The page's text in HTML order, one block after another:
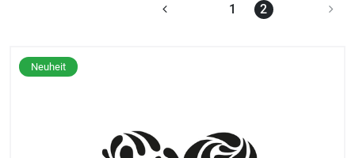
1 2
Neuheit